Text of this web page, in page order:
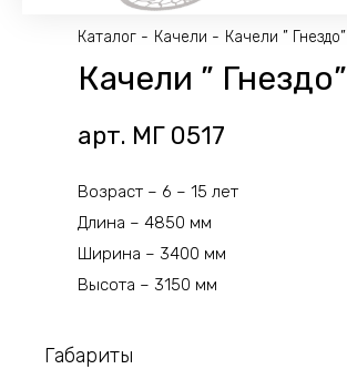
Каталог Качели Качели ” Гнездо”
Качели ” Гнездо”
арт. МГ 0517
Возраст – 6 – 15 лет
Длина – 4850 мм
Ширина – 3400 мм
Высота – 3150 мм
Габариты